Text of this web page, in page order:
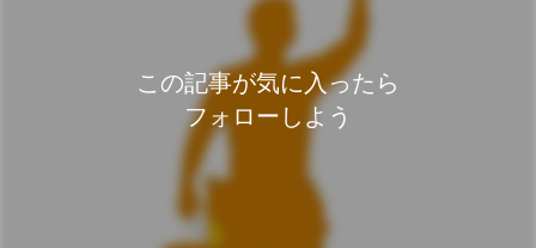
この記事が気に入ったら
フォローしよう